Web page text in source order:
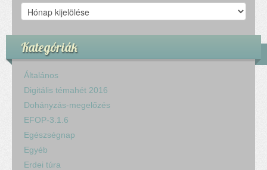
Archívum
Kategóriák
Általános
Digitális témahét 2016
Dohányzás-megelőzés
EFOP-3.1.6
Egészségnap
Egyéb
Erdei túra